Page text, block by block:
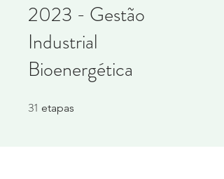
2023 - Gestão
Industrial
Bioenergética
31 etapas